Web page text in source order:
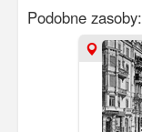
Podobne zasoby: